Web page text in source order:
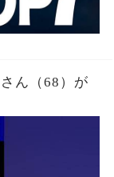
ん（68）が